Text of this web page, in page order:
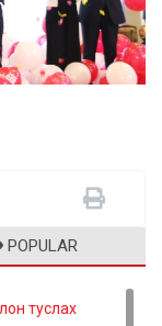
POPULAR
туслах